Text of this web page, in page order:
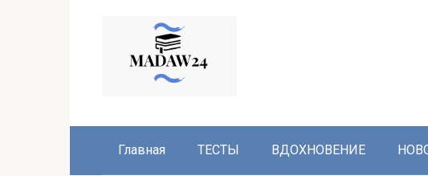
Главная ТЕСТЫ ВДОХНОВЕНИЕ